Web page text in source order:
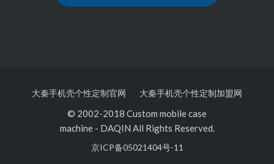
大秦手机壳个性定制官网 大秦手机壳个性定制加盟网
© 2002-2018 Custom mobile case
machine- DAQIN All Rights Reserved.
京ICP备05021404号-11